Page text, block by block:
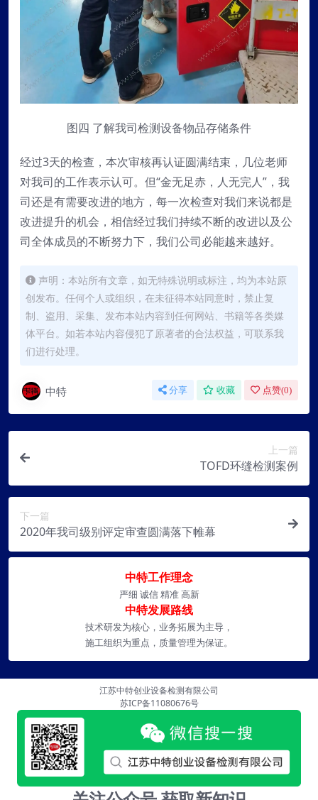
图四 了解我司检测设备物品存储条件
经过3天的检查，本次审核再认证圆满结束，几位老师
对我司的工作表示认可。但“金无足赤，人无完人”，我
司还是有需要改进的地方，每一次检查对我们来说都是
改进提升的机会，相信经过我们持续不断的改进以及公
司全体成员的不断努力下，我们公司必能越来越好。
声明：本站所有文章，如无特殊说明或标注，均为本站原
创发布。任何个人或组织，在未征得本站同意时，禁止复
制、盗用、采集、发布本站内容到任何网站、书籍等各类媒
体平台。如若本站内容侵犯了原著者的合法权益，可联系我
们进行处理。
中特 分享 收藏 点赞(0)
上一篇
TOFD环缝检测案例
下一篇
2020年我司级别评定审查圆满落下帷幕
中特工作理念
严细 诚信 精准 高新
中特发展路线
技术研发为核心，业务拓展为主导，
施工组织为重点，质量管理为保证。
江苏中特创业设备检测有限公司
苏ICP备11080676号